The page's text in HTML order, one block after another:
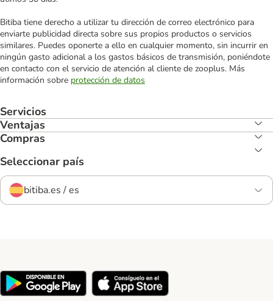
Bitiba tiene derecho a utilizar tu dirección de correo electrónico para
enviarte publicidad directa sobre sus propios productos o servicios
similares. Puedes oponerte a ello en cualquier momento, sin incurrir en
ningún gasto adicional a los gastos básicos de transmisión, poniéndote
en contacto con el servicio de atención al cliente de zooplus. Más
información sobre protección de datos
Servicios
Ventajas
Compras
Seleccionar país
bitiba.es / es